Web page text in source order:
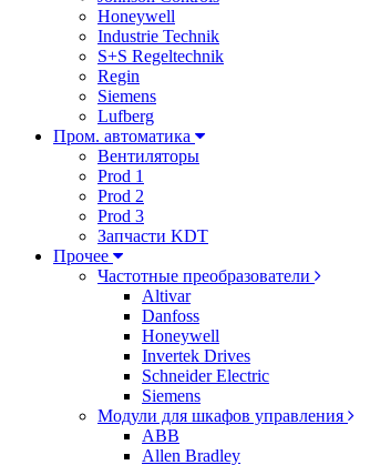
Honeywell
Industrie Technik
S+S Regeltechnik
Regin
Siemens
Lufberg
Пром. автоматика
Вентиляторы
Prod 1
Prod 2
Prod 3
Запчасти KDT
Прочее
Частотные преобразователи
Altivar
Danfoss
Honeywell
Invertek Drives
Schneider Electric
Siemens
Модули для шкафов управления
ABB
Allen Bradley